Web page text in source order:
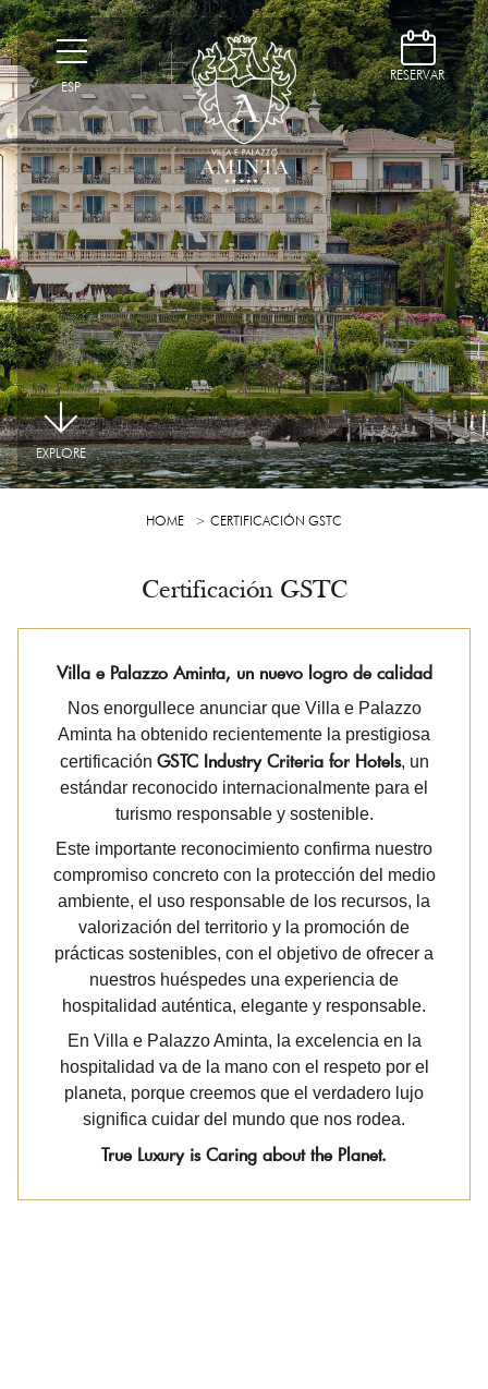
H
ESP
D
RESERVAR
|
EXPLORE
HOME CERTIFICACIÓN GSTC
Certificación GSTC
Villa e Palazzo Aminta, un nuevo logro de calidad
Nos enorgullece anunciar que Villa e Palazzo
Aminta ha obtenido recientemente la prestigiosa
certificación GSTC Industry Criteria for Hotels, un
estándar reconocido internacionalmente para el
turismo responsable y sostenible.
Este importante reconocimiento confirma nuestro
compromiso concreto con la protección del medio
ambiente, el uso responsable de los recursos, la
valorización del territorio y la promoción de
prácticas sostenibles, con el objetivo de ofrecer a
nuestros huéspedes una experiencia de
hospitalidad auténtica, elegante y responsable.
En Villa e Palazzo Aminta, la excelencia en la
hospitalidad va de la mano con el respeto por el
planeta, porque creemos que el verdadero lujo
significa cuidar del mundo que nos rodea.
True Luxury is Caring about the Planet.